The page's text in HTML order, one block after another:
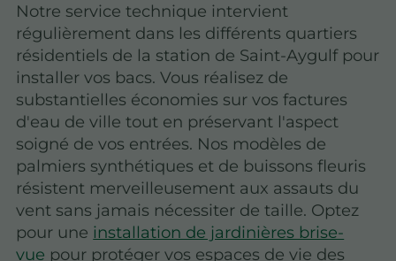
Notre service technique intervient
régulièrement dans les différents quartiers
résidentiels de la station de Saint-Aygulf pour
installer vos bacs. Vous réalisez de
substantielles économies sur vos factures
d'eau de ville tout en préservant l'aspect
soigné de vos entrées. Nos modèles de
palmiers synthétiques et de buissons fleuris
résistent merveilleusement aux assauts du
vent sans jamais nécessiter de taille. Optez
pour une installation de jardinières brise-
vue pour protéger vos espaces de vie des